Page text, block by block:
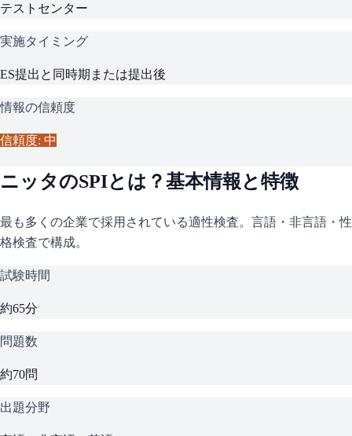
テストセンター
実施タイミング
ES提出と同時期または提出後
情報の信頼度
信頼度: 中
ニッタのSPIとは？基本情報と特徴
最も多くの企業で採用されている適性検査。言語・非言語・性
格検査で構成。
試験時間
約65分
問題数
約70問
出題分野